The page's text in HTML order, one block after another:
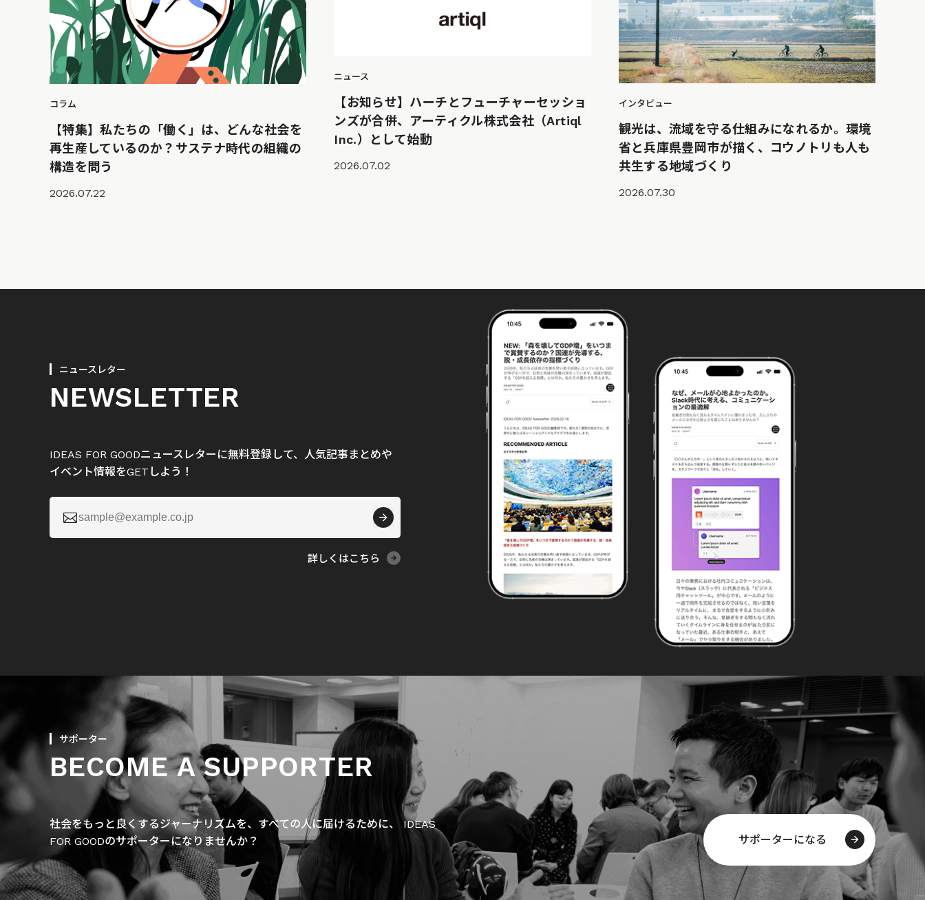
コラム
【特集】私たちの「働く」は、どんな社会を
再生産しているのか？サステナ時代の組織の
構造を問う
2026.07.22
ニュース
【お知らせ】ハーチとフューチャーセッショ
ンズが合併、アーティクル株式会社（Artiql
Inc.）として始動
2026.07.02
インタビュー
観光は、流域を守る仕組みになれるか。環境
省と兵庫県豊岡市が描く、コウノトリも人も
共生する地域づくり
2026.07.30
ニュースレター
NEWSLETTER
IDEAS FOR GOODニュースレターに無料登録して、人気記事まとめや
イベント情報をGETしよう！

詳しくはこちら
サポーター
BECOME A SUPPORTER
社会をもっと良くするジャーナリズムを、すべての人に届けるために、 IDEAS
FOR GOODのサポーターになりませんか？
サポーターになる